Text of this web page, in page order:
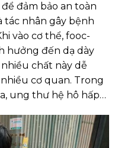
đảm bảo an toàn
tác nhân gây bệnh
vào cơ thể, fooc-
hưởng đến dạ dày
chất này dễ
cơ quan. Trong
ung thư hệ hô hấp…